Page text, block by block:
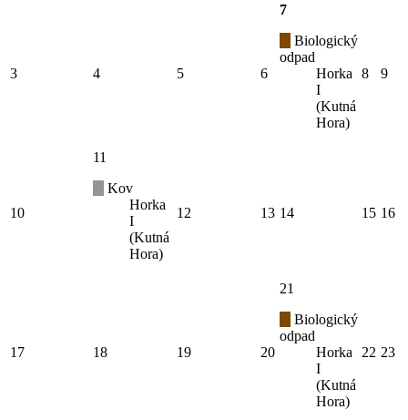
3 4 5 6
7
Biologický
odpad
Horka
I
(Kutná
Hora)
8 9
10
11
Kov
Horka
I
(Kutná
Hora)
12 13 14 15 16
17 18 19 20
21
Biologický
odpad
Horka
I
(Kutná
Hora)
22 23